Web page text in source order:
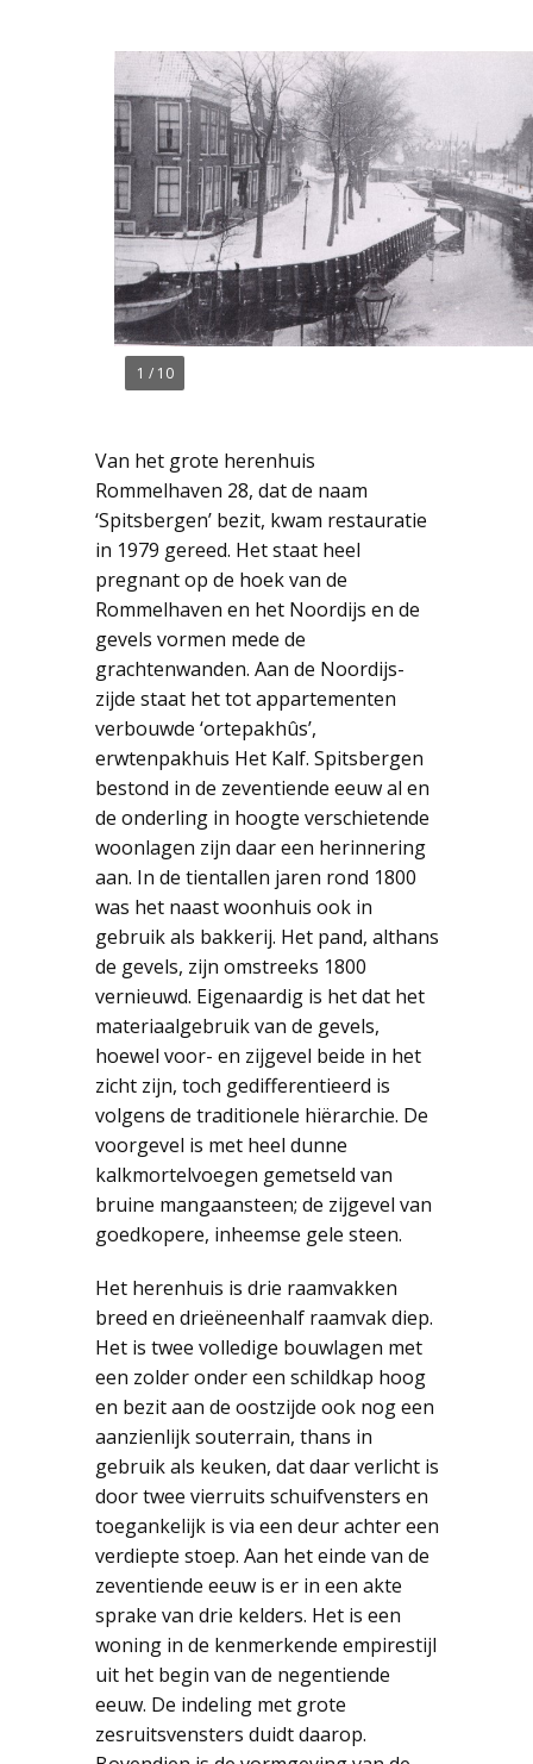
1 / 10
Van het grote herenhuis
Rommelhaven 28, dat de naam
‘Spitsbergen’ bezit, kwam restauratie
in 1979 gereed. Het staat heel
pregnant op de hoek van de
Rommelhaven en het Noordijs en de
gevels vormen mede de
grachtenwanden. Aan de Noordijs-
zijde staat het tot appartementen
verbouwde ‘ortepakhûs’,
erwtenpakhuis Het Kalf. Spitsbergen
bestond in de zeventiende eeuw al en
de onderling in hoogte verschietende
woonlagen zijn daar een herinnering
aan. In de tientallen jaren rond 1800
was het naast woonhuis ook in
gebruik als bakkerij. Het pand, althans
de gevels, zijn omstreeks 1800
vernieuwd. Eigenaardig is het dat het
materiaalgebruik van de gevels,
hoewel voor- en zijgevel beide in het
zicht zijn, toch gedifferentieerd is
volgens de traditionele hiërarchie. De
voorgevel is met heel dunne
kalkmortelvoegen gemetseld van
bruine mangaansteen; de zijgevel van
goedkopere, inheemse gele steen.
Het herenhuis is drie raamvakken
breed en drieëneenhalf raamvak diep.
Het is twee volledige bouwlagen met
een zolder onder een schildkap hoog
en bezit aan de oostzijde ook nog een
aanzienlijk souterrain, thans in
gebruik als keuken, dat daar verlicht is
door twee vierruits schuifvensters en
toegankelijk is via een deur achter een
verdiepte stoep. Aan het einde van de
zeventiende eeuw is er in een akte
sprake van drie kelders. Het is een
woning in de kenmerkende empirestijl
uit het begin van de negentiende
eeuw. De indeling met grote
zesruitsvensters duidt daarop.